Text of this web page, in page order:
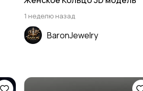
1 неделю назад
BaronJewelry